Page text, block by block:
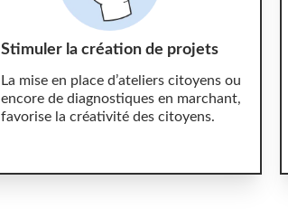
Stimuler la création de projets
La mise en place d’ateliers citoyens ou
encore de diagnostiques en marchant,
favorise la créativité des citoyens.